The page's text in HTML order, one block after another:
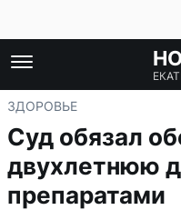
ЗДОРОВЬЕ
Суд обязал
двухлетнюю
препаратами